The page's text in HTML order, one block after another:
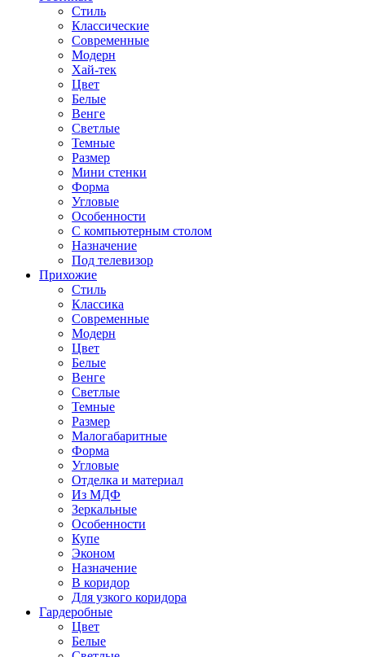
Стиль
Классические
Современные
Модерн
Хай-тек
Цвет
Белые
Венге
Светлые
Темные
Размер
Мини стенки
Форма
Угловые
Особенности
С компьютерным столом
Назначение
Под телевизор
Прихожие
Стиль
Классика
Современные
Модерн
Цвет
Белые
Венге
Светлые
Темные
Размер
Малогабаритные
Форма
Угловые
Отделка и материал
Из МДФ
Зеркальные
Особенности
Купе
Эконом
Назначение
В коридор
Для узкого коридора
Гардеробные
Цвет
Белые